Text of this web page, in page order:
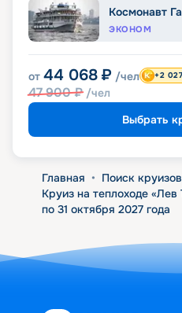
Космонавт
ЭКОНОМ
от 44 068 ₽ /чел
47 900₽ /чел
+2 027
Выбрать
Главная • Поиск круизов
Круиз на теплоходе «Лев
по 31 октября 2027 года